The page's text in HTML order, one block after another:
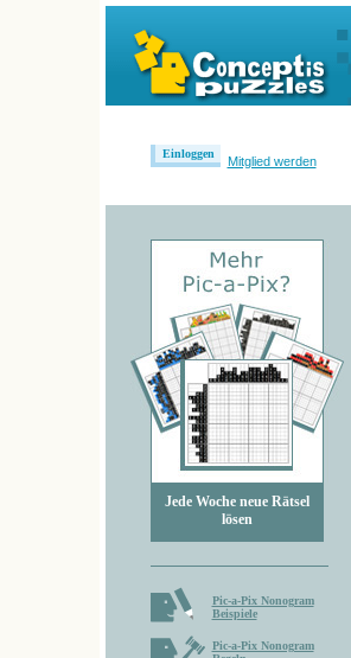
Einloggen
Mitglied werden
Jede Woche neue Rätsel
lösen
Pic-a-Pix Nonogram
Beispiele
Pic-a-Pix Nonogram